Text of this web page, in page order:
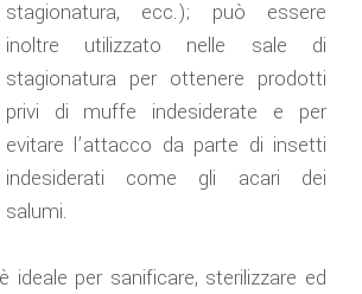
stagionatura, ecc.); può essere
inoltre utilizzato nelle sale di
stagionatura per ottenere prodotti
privi di muffe indesiderate e per
evitare l’attacco da parte di insetti
indesiderati come gli acari dei
salumi.
ideale per sanificare, sterilizzare ed